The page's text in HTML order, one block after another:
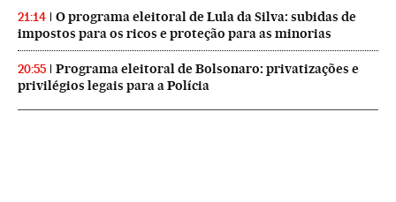
21:14
O programa eleitoral de Lula da Silva: subidas de
impostos para os ricos e proteção para as minorias
20:55
Programa eleitoral de Bolsonaro: privatizações e
privilégios legais para a Polícia